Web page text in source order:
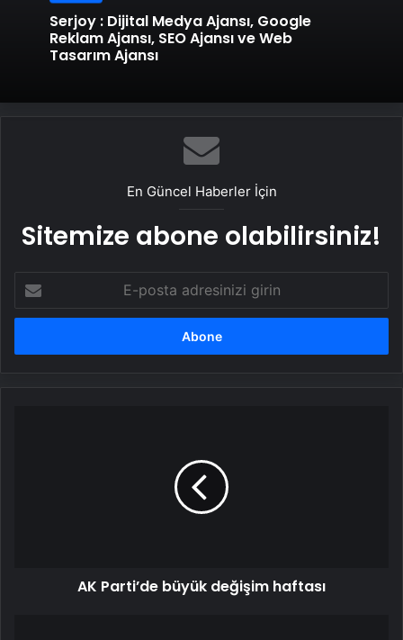
Serjoy : Dijital Medya Ajansı, Google
Reklam Ajansı, SEO Ajansı ve Web
Tasarım Ajansı
En Güncel Haberler İçin
Sitemize abone olabilirsiniz!
posta
adresinizi
AK Parti’de büyük değişim haftası